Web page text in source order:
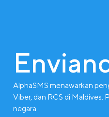
AlphaSMS menawarkan
Viber, dan RCS di
negara